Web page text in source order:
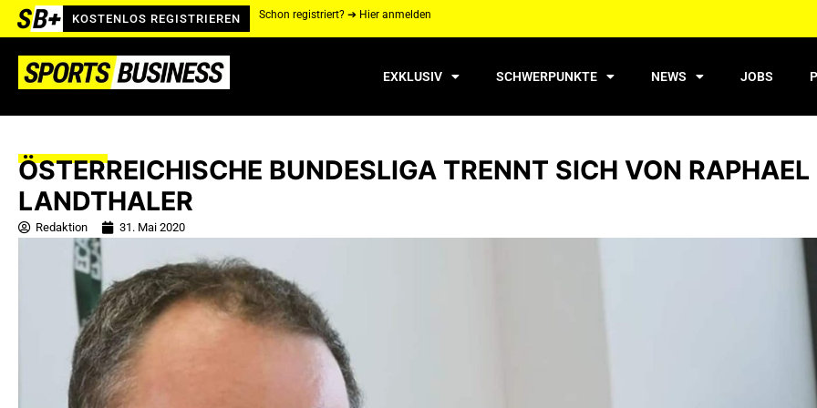
KOSTENLOS REGISTRIEREN Schon registriert? ➔ Hier anmelden
EXKLUSIV SCHWERPUNKTE NEWS JOBS
ÖSTERREICHISCHE BUNDESLIGA TRENNT SICH VON RAPHAEL
LANDTHALER
Redaktion 31. Mai 2020